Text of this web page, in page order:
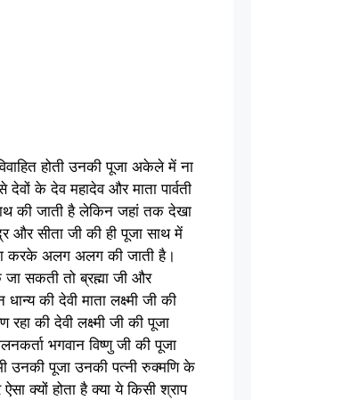
होती उनकी पूजा अकेले में ना
के देव महादेव और माता पार्वती
की जाती है लेकिन जहां तक देखा
और सीता जी की ही पूजा साथ में
करके अलग अलग की जाती है।
जा सकती तो ब्रह्मा जी और
की देवी माता लक्ष्मी जी की
की देवी लक्ष्मी जी की पूजा
भगवान विष्णु जी की पूजा
उनकी पूजा उनकी पत्नी रुक्मणि के
क्यों होता है क्या ये किसी श्राप